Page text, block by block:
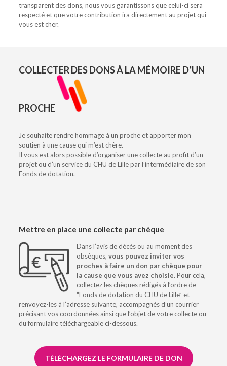
transparent des dons, nous vous garantissons que celui-ci sera
respecté et que votre contribution ira directement au projet qui
vous est cher.
COLLECTER DES DONS À LA MÉMOIRE D’UN
PROCHE
Je souhaite rendre hommage à un proche et apporter mon
soutien à une cause qui m’est chère.
Il vous est alors possible d’organiser une collecte au profit d’un
projet ou d’un service du CHU de Lille par l’intermédiaire de son
Fonds de dotation.
Mettre en place une collecte par chèque
Dans l’avis de décès ou au moment des
obsèques, vous pouvez inviter vos
proches à faire un don par chèque pour
la cause que vous avez choisie.Pour cela,
collectez les chèques rédigés à l’ordre de
“Fonds de dotation du CHU de Lille” et
renvoyez-les à l’adresse suivante, accompagnés d’un courrier
précisant vos coordonnées ainsi que l’objet de votre collecte ou
du formulaire téléchargeable ci-dessous.
TÉLÉCHARGEZ LE FORMULAIRE DE DON